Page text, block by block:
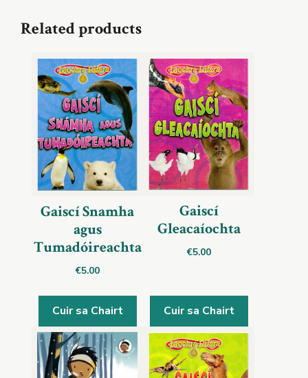
Related products
Gaiscí Snamha
agus
Tumadóireachta
€5.00
Cuir sa Chairt
Gaiscí
Gleacaíochta
€5.00
Cuir sa Chairt